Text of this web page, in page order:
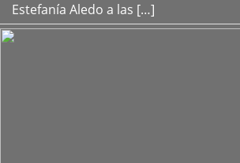
Estefanía Aledo a las […]